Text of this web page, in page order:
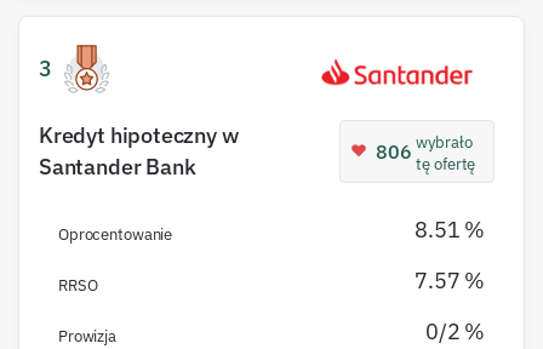
3
Kredyt hipoteczny w
Santander Bank
806 wybrało
tę ofertę
Oprocentowanie 8.51 %
RRSO 7.57 %
Prowizja 0/2 %